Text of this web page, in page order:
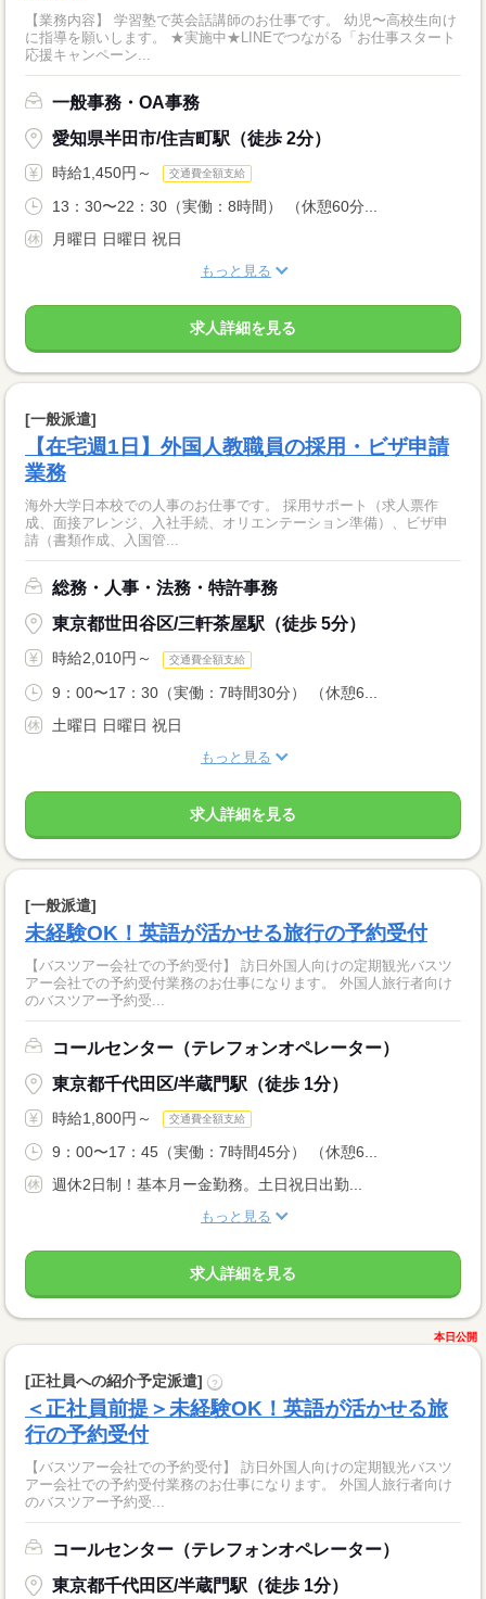
【業務内容】 学習塾で英会話講師のお仕事です。 幼児〜高校生向け
に指導を願いします。 ★実施中★LINEでつながる「お仕事スタート
応援キャンペーン...
一般事務・OA事務
愛知県半田市/住吉町駅（徒歩 2分）
時給1,450円～ 交通費全額支給
13：30〜22：30（実働：8時間） （休憩60分...
月曜日 日曜日 祝日
もっと見る
求人詳細を見る
[一般派遣]
【在宅週1日】外国人教職員の採用・ビザ申請
業務
海外大学日本校での人事のお仕事です。 採用サポート（求人票作
成、面接アレンジ、入社手続、オリエンテーション準備）、ビザ申
請（書類作成、入国管...
総務・人事・法務・特許事務
東京都世田谷区/三軒茶屋駅（徒歩 5分）
時給2,010円～ 交通費全額支給
9：00〜17：30（実働：7時間30分） （休憩6...
土曜日 日曜日 祝日
もっと見る
求人詳細を見る
[一般派遣]
未経験OK！英語が活かせる旅行の予約受付
【バスツアー会社での予約受付】 訪日外国人向けの定期観光バスツ
アー会社での予約受付業務のお仕事になります。 外国人旅行者向け
のバスツアー予約受...
コールセンター（テレフォンオペレーター）
東京都千代田区/半蔵門駅（徒歩 1分）
時給1,800円～ 交通費全額支給
9：00〜17：45（実働：7時間45分） （休憩6...
週休2日制！基本月ー金勤務。土日祝日出勤...
もっと見る
求人詳細を見る
本日公開
[正社員への紹介予定派遣] ?
＜正社員前提＞未経験OK！英語が活かせる旅
行の予約受付
【バスツアー会社での予約受付】 訪日外国人向けの定期観光バスツ
アー会社での予約受付業務のお仕事になります。 外国人旅行者向け
のバスツアー予約受...
コールセンター（テレフォンオペレーター）
東京都千代田区/半蔵門駅（徒歩 1分）